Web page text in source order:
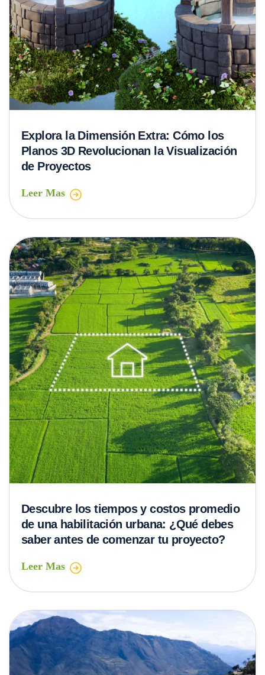
Explora la Dimensión Extra: Cómo los
Planos 3D Revolucionan la Visualización
de Proyectos
Leer Mas
Descubre los tiempos y costos promedio
de una habilitación urbana: ¿Qué debes
saber antes de comenzar tu proyecto?
Leer Mas